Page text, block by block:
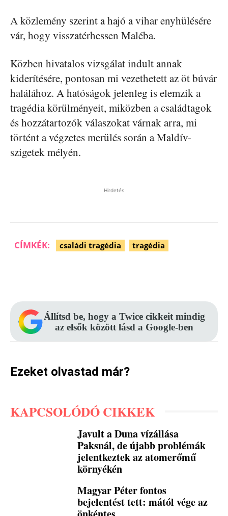
A közlemény szerint a hajó a vihar enyhülésére
vár, hogy visszatérhessen Maléba.
Közben hivatalos vizsgálat indult annak
kiderítésére, pontosan mi vezethetett az öt búvár
halálához. A hatóságok jelenleg is elemzik a
tragédia körülményeit, miközben a családtagok
és hozzátartozók válaszokat várnak arra, mi
történt a végzetes merülés során a Maldív-
szigetek mélyén.
Hirdetés
CÍMKÉK: családi tragédia tragédia
Állítsd be, hogy a Twice cikkeit mindig
az elsők között lásd a Google-ben
Ezeket olvastad már?
KAPCSOLÓDÓ CIKKEK
Javult a Duna vízállása
Paksnál, de újabb problémák
jelentkeztek az atomerőmű
környékén
Magyar Péter fontos
bejelentést tett: mától vége az